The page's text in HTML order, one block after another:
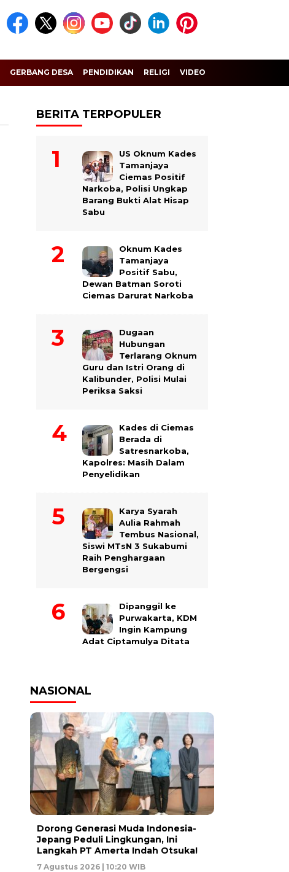
GERBANG DESA PENDIDIKAN RELIGI VIDEO
BERITA TERPOPULER
US Oknum Kades
Tamanjaya
Ciemas Positif
Narkoba, Polisi Ungkap
Barang Bukti Alat Hisap
Sabu
Oknum Kades
Tamanjaya
Positif Sabu,
Dewan Batman Soroti
Ciemas Darurat Narkoba
Dugaan
Hubungan
Terlarang Oknum
Guru dan Istri Orang di
Kalibunder, Polisi Mulai
Periksa Saksi
Kades di Ciemas
Berada di
Satresnarkoba,
Kapolres: Masih Dalam
Penyelidikan
Karya Syarah
Aulia Rahmah
Tembus Nasional,
Siswi MTsN 3 Sukabumi
Raih Penghargaan
Bergengsi
Dipanggil ke
Purwakarta, KDM
Ingin Kampung
Adat Ciptamulya Ditata
NASIONAL
Dorong Generasi Muda Indonesia-
Jepang Peduli Lingkungan, Ini
Langkah PT Amerta Indah Otsuka!
7 Agustus 2026 | 10:20 WIB